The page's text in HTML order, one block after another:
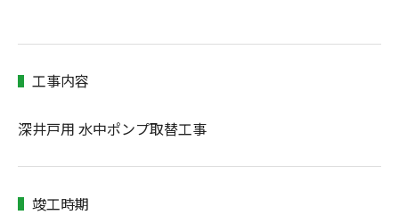
工事内容
深井戸用 水中ポンプ取替工事
竣工時期